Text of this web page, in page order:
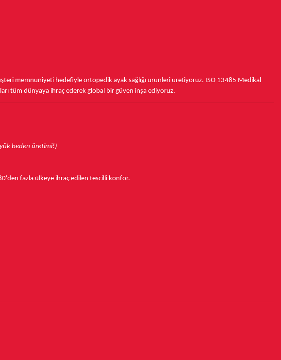
memnuniyeti hedefiyle ortopedik ayak sağlığı ürünleri üretiyoruz. ISO 13485 Medikal
tüm dünyaya ihraç ederek global bir güven inşa ediyoruz.
beden üretimi!)
fazla ülkeye ihraç edilen tescilli konfor.